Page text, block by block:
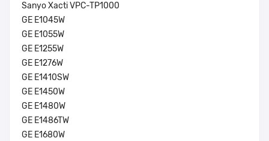
Sanyo Xacti VPC-TP1000
GE E1045W
GE E1055W
GE E1255W
GE E1276W
GE E1410SW
GE E1450W
GE E1480W
GE E1486TW
GE E1680W